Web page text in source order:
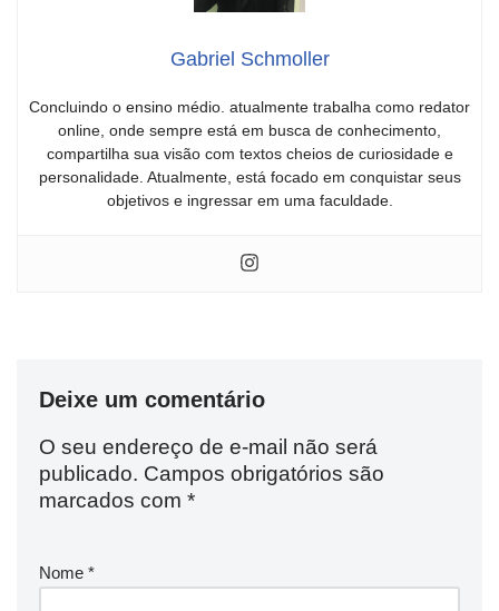
Gabriel Schmoller
Concluindo o ensino médio. atualmente trabalha como redator
online, onde sempre está em busca de conhecimento,
compartilha sua visão com textos cheios de curiosidade e
personalidade. Atualmente, está focado em conquistar seus
objetivos e ingressar em uma faculdade.
Deixe um comentário
O seu endereço de e-mail não será
publicado. Campos obrigatórios são
marcados com *
Nome *